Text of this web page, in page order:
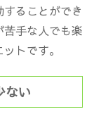
ることができ
苦手な人でも楽
トです。
ない